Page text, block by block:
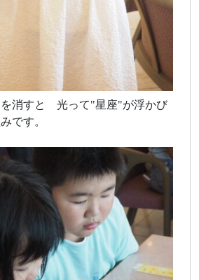
を消すと 光って"星座"が浮かび
です。